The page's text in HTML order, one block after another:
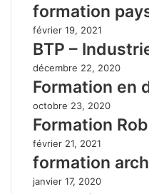
formation
février 19, 2021
BTP –
décembre 22, 2020
Formation en
octobre 23, 2020
Formation
février 21, 2021
formation
janvier 17, 2020